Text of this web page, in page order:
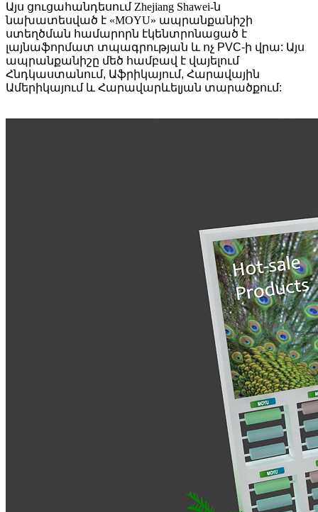
Այս ցուցահանդեսում Zhejiang Shawei-ն
նախատեսված է «MOYU» ապրանքանիշի
ստեղծման համարորն էկենտրոնացած է
լայնաֆորմատ տպագրության և ոչ PVC-ի վրա: Այս
ապրանքանիշը մեծ համբավ է վայելում
Հնդկաստանում, Աֆրիկայում, Հարավային
Ամերիկայում և Հարավարևելյան տարածքում: